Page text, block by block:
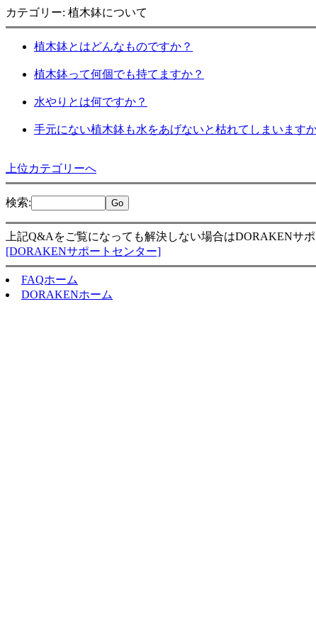
カテゴリー: 植木鉢について
植木鉢とはどんなものですか？
植木鉢って何個でも持てますか？
水やりとは何ですか？
手元にない植木鉢も水をあげないと枯れてしまいます
上位カテゴリーへ
検索:
上記Q&Aをご覧になっても解決しない場合はDORAKENサ
[DORAKENサポートセンター]
FAQホーム
DORAKENホーム